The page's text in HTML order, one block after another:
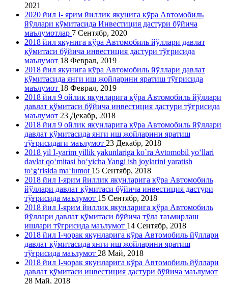
2021
2020 йил I- ярим йиллик якунига кўра Автомобиль
йўллари кўмитасида Инвестиция дастури бўйича
маълумотлар 7 Сентябр, 2020
2018 йил якунига кўра Автомобиль йўллари давлат
қўмитаси бўйича инвестиция дастури тўғрисида
маълумот 18 Феврал, 2019
2018 йил якунига кўра Автомобиль йўллари давлат
қўмитасида янги иш жойларини яратиш тўғрисида
маълумот 18 Феврал, 2019
2018 йил 9 ойлик якунларига кўра Автомобиль йўллари
давлат қўмитаси бўйича инвестиция дастури тўғрисида
маълумот 23 Декабр, 2018
2018 йил 9 ойлик якунларига кўра Автомобиль йўллари
давлат қўмитасида янги иш жойларини яратиш
тўғрисидаги маълумот 23 Декабр, 2018
2018 yil I-yarim yillik yakunlariga ko`ra Avtomobil yo‘llari
davlat qo‘mitasi bo‘yicha Yangi ish joylarini yaratish
to‘g‘risida ma‘lumot 15 Сентябр, 2018
2018 йил I-ярим йиллик якунларига кўра Автомобиль
йўллари давлат қўмитаси бўйича инвестиция дастури
тўғрисида маълумот 15 Сентябр, 2018
2018 йил I-ярим йиллик якунларига кўра Автомобиль
йўллари давлат қўмитаси бўйича тўла таъмирлаш
ишлари тўғрисида маълумот 14 Сентябр, 2018
2018 йил I-чорак якунларига кўра Автомобиль йўллари
давлат қўмитасида янги иш жойларини яратиш
тўғрисида маълумот 28 Май, 2018
2018 йил I-чорак якунларига кўра Автомобиль йўллари
давлат қўмитаси инвестиция дастури бўйича маълумот
28 Май, 2018